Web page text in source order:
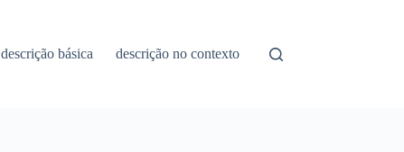
descrição básica descrição no contexto